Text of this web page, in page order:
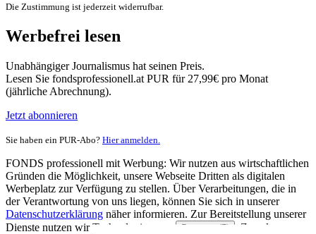
Die Zustimmung ist jederzeit widerrufbar.
Werbefrei lesen
Unabhängiger Journalismus hat seinen Preis.
Lesen Sie fondsprofessionell.at PUR für 27,99€ pro Monat
(jährliche Abrechnung).
Jetzt abonnieren
Sie haben ein PUR-Abo? Hier anmelden.
FONDS professionell mit Werbung: Wir nutzen aus wirtschaftlichen
Gründen die Möglichkeit, unsere Webseite Dritten als digitalen
Werbeplatz zur Verfügung zu stellen. Über Verarbeitungen, die in
der Verantwortung von uns liegen, können Sie sich in unserer
Datenschutzerklärung näher informieren. Zur Bereitstellung unserer
Dienste nutzen wir Technologien von
Partnern (5)
. Zwecke: